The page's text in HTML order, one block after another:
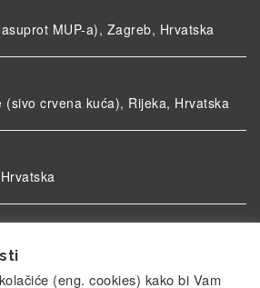
MUP-a), Zagreb, Hrvatska
(sivo crvena kuća), Rijeka, Hrvatska
Stepinca 5, Vukovar, Hrvatska
(eng. cookies) kako bi Vam